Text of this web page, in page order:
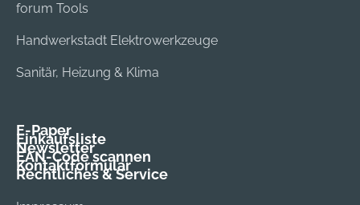
forum Tools
Handwerkstadt Elektrowerkzeuge
Sanitär, Heizung & Klima
E-Paper
Einkaufsliste
Newsletter
EAN-Code scannen
Kontaktformular
Rechtliches & Service